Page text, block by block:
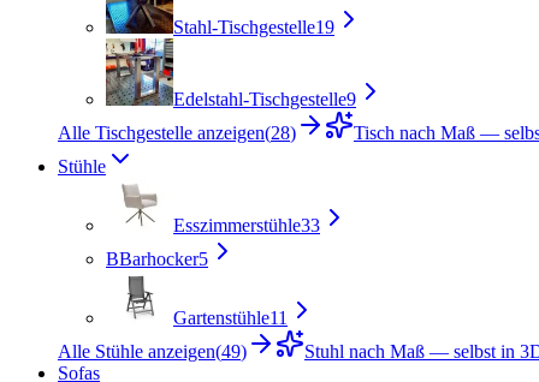
Stahl-Tischgestelle19
Edelstahl-Tischgestelle9
Alle Tischgestelle anzeigen(28)
Tisch nach Maß —
Stühle
Esszimmerstühle33
BBarhocker5
Gartenstühle11
Alle Stühle anzeigen(49)
Stuhl nach Maß — selbst in
Sofas